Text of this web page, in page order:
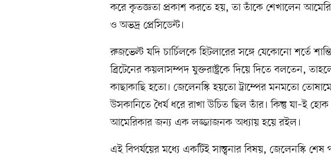
করে কৃতজ্ঞতা প্রকাশ করতে হয়, তা তাঁকে শেখালেন
ও অভদ্র প্রেসিডেন্ট।
রুজভেল্ট যদি চার্চিলকে হিটলারের সঙ্গে যেকোনো শর্তে
ব্রিটেনের কয়লাসম্পদ যুক্তরাষ্ট্রকে দিয়ে দিতে বলতেন,
কাছাকাছি হতো। জেলেনস্কি হয়তো ট্রাম্পের মনমতো
উসকানিতে ধৈর্য ধরে রাখা উচিত ছিল তাঁর। কিন্তু যা–ই
আমেরিকার জন্য এক লজ্জাজনক অধ্যায় হয়ে রইল।
এই বিপর্যয়ের মধ্যে একটিই সান্ত্বনার বিষয়, জেলেনস্কি